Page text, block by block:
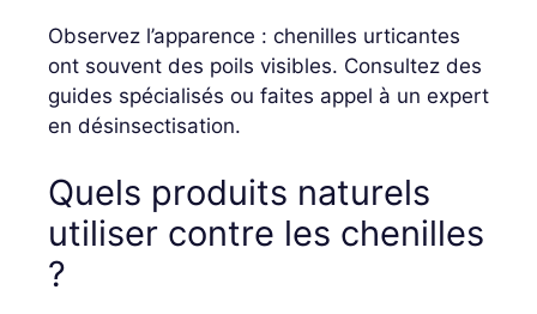
Observez l’apparence : chenilles urticantes
ont souvent des poils visibles. Consultez des
guides spécialisés ou faites appel à un expert
en désinsectisation.
Quels produits naturels
utiliser contre les chenilles
?